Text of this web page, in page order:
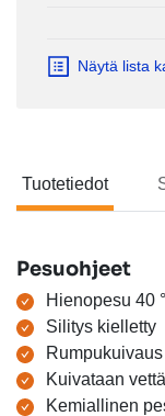
Näytä lista
Tuotetiedot
Pesuohjeet
Hienopesu 40
Silitys kielletty
Kuivataan
Kemiallinen